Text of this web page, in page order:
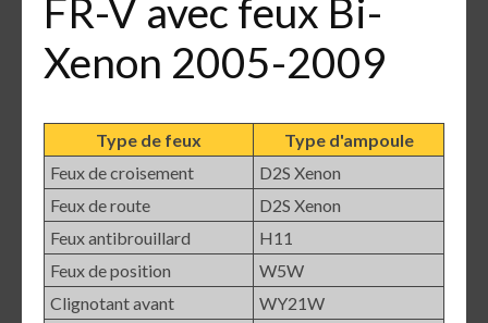
FR-V avec feux Bi-
Xenon 2005-2009
Type de feux
Type d'ampoule
Feux de croisement
D2S Xenon
Feux de route
D2S Xenon
Feux antibrouillard
H11
Feux de position
W5W
Clignotant avant
WY21W